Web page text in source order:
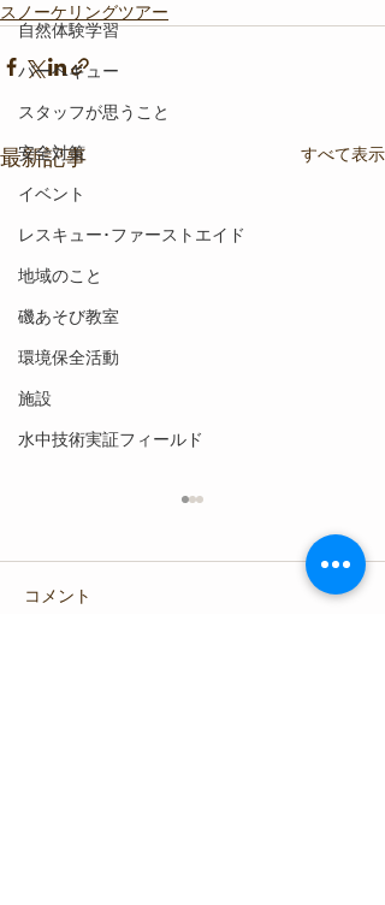
自然体験学習
バーベキュー
スタッフが思うこと
安全対策
イベント
レスキュー･ファーストエイド
地域のこと
磯あそび教室
環境保全活動
施設
水中技術実証フィールド
スノーケリングツアー
最新記事 すべて表示
コメント